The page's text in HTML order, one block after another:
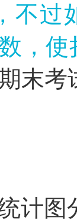
不过
，
末
计